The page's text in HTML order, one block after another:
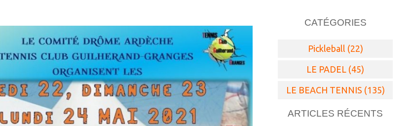
CATÉGORIES
Pickleball (22)
LE PADEL (45)
LE BEACH TENNIS (135)
ARTICLES RÉCENTS